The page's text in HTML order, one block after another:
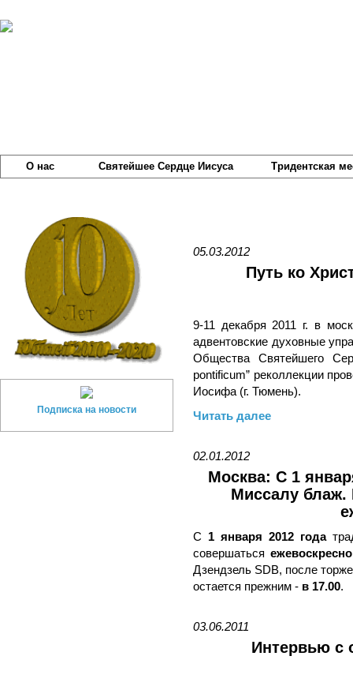
О нас Святейшее Сердце Иисуса Тридентская
Подписка на новости
05.03.2012
Путь ко
9-11 декабря 2011 г. в
адвентовские духовные
Общества Святейшего
pontificum” реколлекции
Иосифа (г. Тюмень).
Читать далее
02.01.2012
Москва: С 1
Миссалу блаж.
С 1 января 2012 года
совершатьсяежевоскресно
Дзендзель SDB, после
остается прежним - в 17.00.
03.06.2011
Интервью с